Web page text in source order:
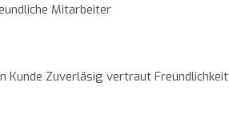
Mitarbeiter
Kunde Zuverläsig vertraut Freundlichkeit